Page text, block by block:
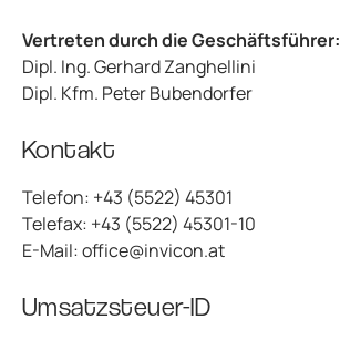
Vertreten durch die Geschäftsführer:
Dipl. Ing. Gerhard Zanghellini
Dipl. Kfm. Peter Bubendorfer
Kontakt
Telefon: +43 (5522) 45301
Telefax: +43 (5522) 45301-10
E-Mail: office@invicon.at
Umsatzsteuer-ID